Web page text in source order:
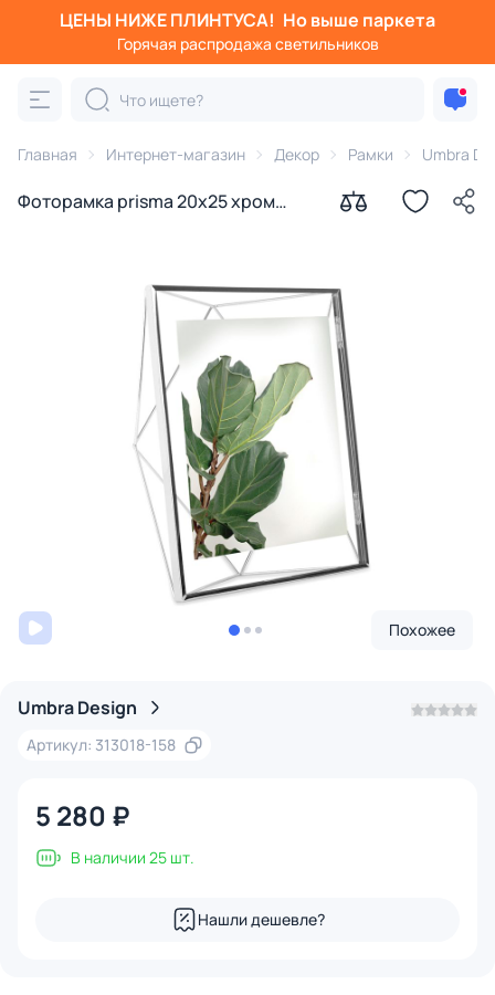
ЦЕНЫ НИЖЕ ПЛИНТУСА! Но выше паркета
Горячая распродажа светильников
Главная Интернет-магазин Декор Рамки Umbra
Фоторамка prisma 20х25 хром
Похожее
Umbra Design
Артикул: 313018-158
5 280 ₽
В наличии 25 шт.
Нашли дешевле?